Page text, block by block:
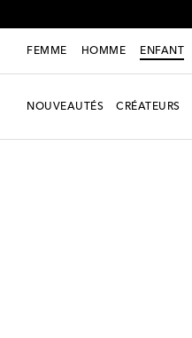
FEMME HOMME ENFANT
NOUVEAUTÉS CRÉATEURS